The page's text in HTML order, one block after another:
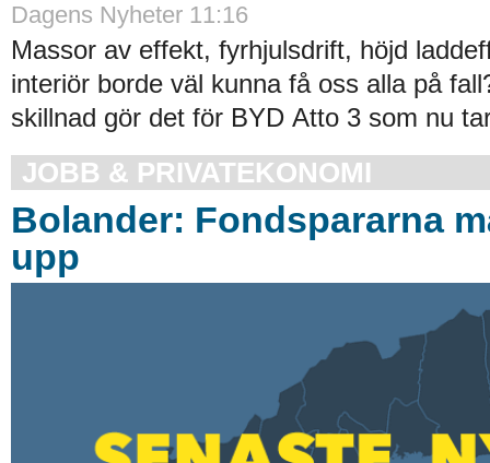
Dagens Nyheter 11:16
Massor av effekt, fyrhjulsdrift, höjd
interiör borde väl kunna få oss alla på
skillnad gör det för BYD Atto 3 som nu
JOBB & PRIVATEKONOMI
Bolander: Fondspararna
upp